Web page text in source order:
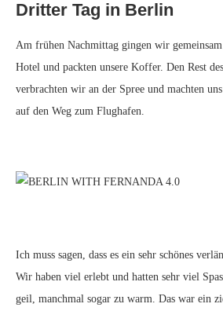
Dritter Tag in Berlin
Am frühen Nachmittag gingen wir
Hotel und packten unsere Koffer. Den Rest
verbrachten wir an der Spree und machten
auf den Weg zum Flughafen.
Ich muss sagen, dass es ein sehr schönes
Wir haben viel erlebt und hatten sehr viel
geil, manchmal sogar zu warm. Das war ein